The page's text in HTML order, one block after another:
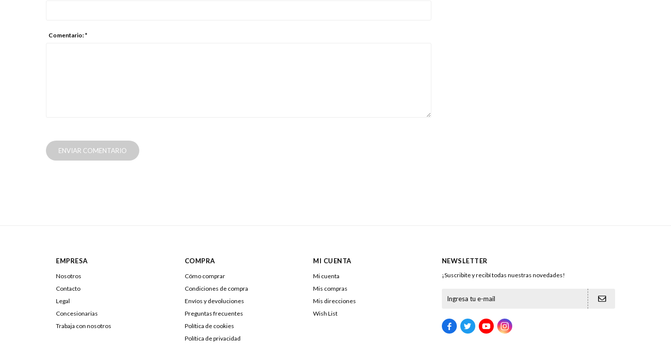
Comentario: *
ENVIAR COMENTARIO
EMPRESA
Nosotros
Contacto
Legal
Concesionarias
Trabaja con nosotros
COMPRA
Cómo comprar
Condiciones de compra
Envíos y devoluciones
Preguntas frecuentes
Política de cookies
Política de privacidad
MI CUENTA
Mi cuenta
Mis compras
Mis direcciones
Wish List
NEWSLETTER
¡Suscribite y recibí todas nuestras novedades!
   